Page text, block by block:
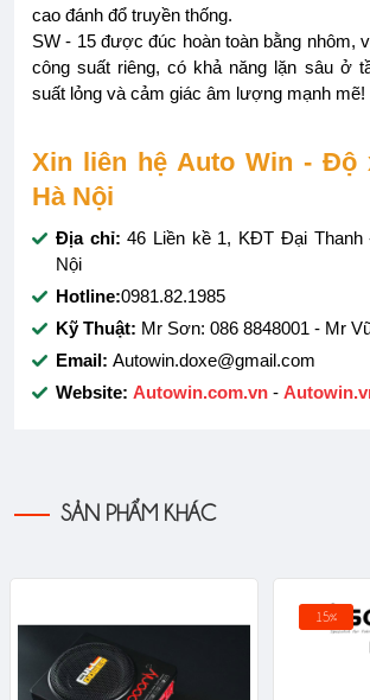
cao đánh đổ truyền thống.
SW - 15 được đúc hoàn toàn bằng nhôm,
công suất riêng, có khả năng lặn sâu ở
suất lỏng và cảm giác âm lượng mạnh mẽ!
Xin liên hệ Auto Win - Độ
Hà Nội
Địa chỉ:46 Liền kề 1, KĐT Đại Thanh
Nội
Hotline:0981.82.1985
Kỹ Thuật: Mr Sơn: 086 8848001 - Mr
Email: Autowin.doxe@gmail.com
Website: Autowin.com.vn -
SẢN PHẨM KHÁC
15%